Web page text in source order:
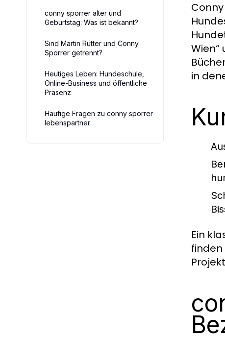
conny sporrer alter und
Geburtstag: Was ist bekannt?
Sind Martin Rütter und Conny
Sporrer getrennt?
Heutiges Leben: Hundeschule,
Online-Business und öffentliche
Präsenz
Häufige Fragen zu conny sporrer
lebenspartner
in
Ein